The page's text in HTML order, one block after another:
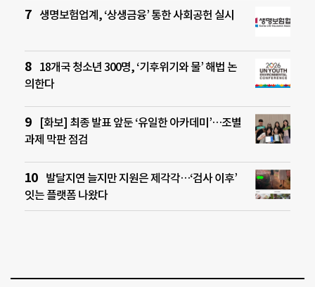
생명보험업계, ‘상생금융’ 통한 사회공헌 실시
18개국 청소년 300명, ‘기후위기와 물’ 해법 논
의한다
[화보] 최종 발표 앞둔 ‘유일한 아카데미’…조별
과제 막판 점검
발달지연 늘지만 지원은 제각각…‘검사 이후’
잇는 플랫폼 나왔다